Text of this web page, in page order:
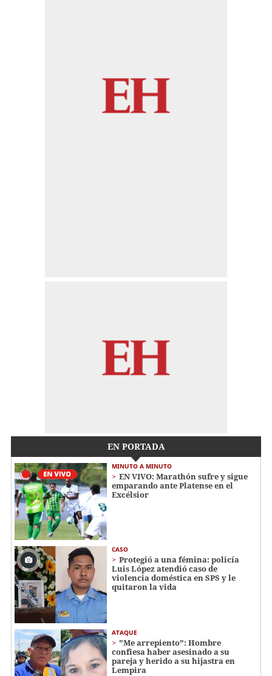
EN PORTADA
MINUTO A MINUTO
EN VIVO: Marathón sufre y sigue
emparando ante Platense en el
Excélsior
CASO
Protegió a una fémina: policía
Luis López atendió caso de
violencia doméstica en SPS y le
quitaron la vida
ATAQUE
"Me arrepiento": Hombre
confiesa haber asesinado a su
pareja y herido a su hijastra en
Lempira